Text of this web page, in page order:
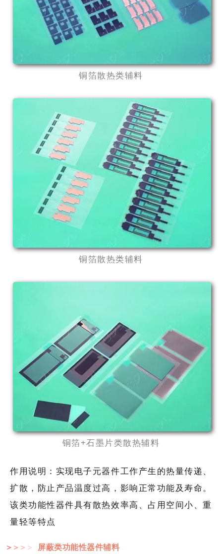
铜箔散热类辅料
铜箔散热类辅料
铜箔+石墨片类散热辅料
作用说明：实现电子元器件工作产生的热量传递、
扩散，防止产品温度过高，影响正常功能及寿命。
该类功能性器件具有散热效率高、占用空间小、重
量轻等特点
＞ ＞ ＞ ＞ 屏蔽类功能性器件辅料